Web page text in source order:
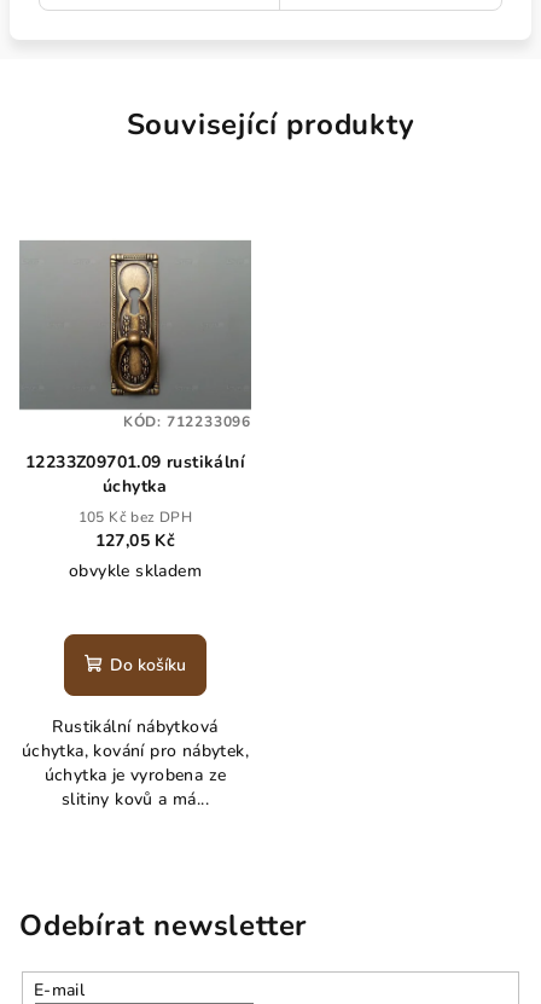
Související produkty
12233Z09701.09 rustikální
úchytka
105 Kč bez DPH
127,05 Kč
obvykle skladem
Do košíku
Rustikální nábytková
úchytka, kování pro nábytek,
úchytka je vyrobena ze
slitiny kovů a má...
KÓD: 712233096
Odebírat newsletter
E-mail